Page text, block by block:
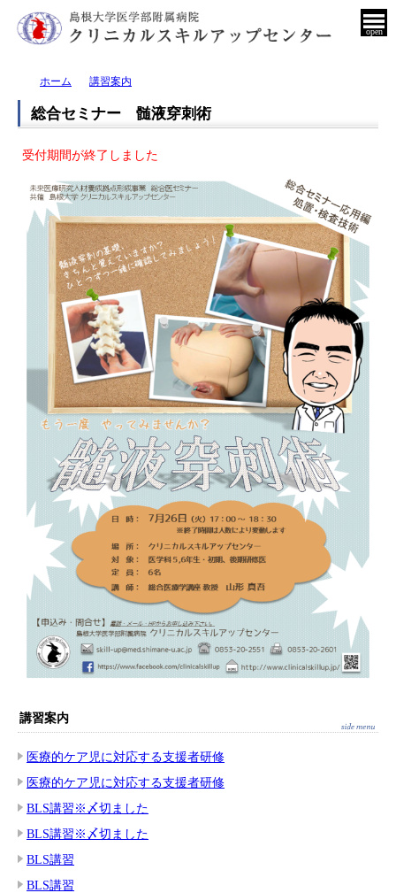
open
ホーム 講習案内
総合セミナー 髄液穿刺術
受付期間が終了しました
講習案内
医療的ケア児に対応する支援者研修
医療的ケア児に対応する支援者研修
BLS講習※〆切ました
BLS講習※〆切ました
BLS講習
BLS講習